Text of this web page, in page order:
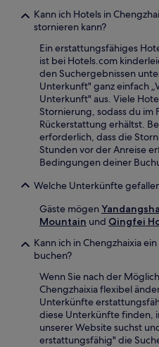
Kann ich Hotels in
stornieren kann?
Ein erstattungsfähiges
ist bei Hotels.com
den Suchergebnissen
Unterkunft" ganz einfach
Unterkunft" aus. Viele
Stornierung, sodass du im
Rückerstattung erhältst.
erforderlich, dass die
Stunden vor der Anreise
Bedingungen deiner
Welche Unterkünfte
Gäste mögen
Mountain und Qingfei
Kann ich in Chengzhaixia
buchen?
Wenn Sie nach der
Chengzhaixia flexibel
Unterkünfte
diese Unterkünfte finden,
unserer Website suchst
erstattungsfähig" die